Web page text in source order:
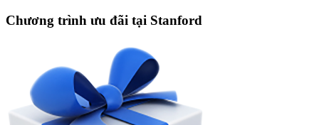
Chương trình ưu đãi tại Stanford